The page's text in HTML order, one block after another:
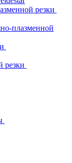
резки
плазменной
резки